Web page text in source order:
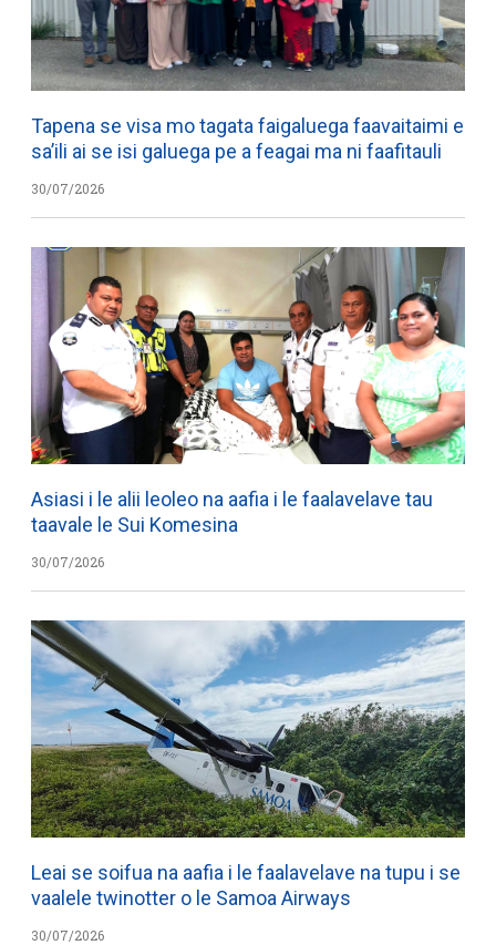
Tapena se visa mo tagata faigaluega faavaitaimi e
sa’ili ai se isi galuega pe a feagai ma ni faafitauli
30/07/2026
Asiasi i le alii leoleo na aafia i le faalavelave tau
taavale le Sui Komesina
30/07/2026
Leai se soifua na aafia i le faalavelave na tupu i se
vaalele twinotter o le Samoa Airways
30/07/2026